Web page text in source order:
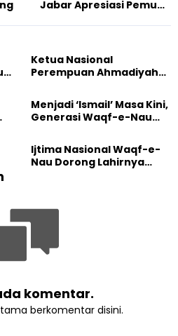
Jabar Apresiasi Pemuda
Ketua Nasional
Perempuan Ahmadiyah
Besar Universitas
Terbuka
Menjadi ‘Ismail’ Masa Kini,
Generasi Waqf-e-Nau
Pengabdian
Ijtima Nasional Waqf-e-
Nau Dorong Lahirnya
komentar.
berkomentar disini.